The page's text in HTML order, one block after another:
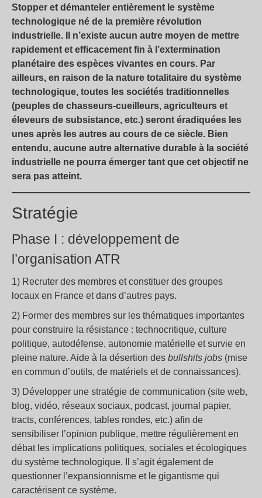
Stopper et démanteler entièrement le système
technologique né de la première révolution
industrielle. Il n’existe aucun autre moyen de mettre
rapidement et efficacement fin à l’extermination
planétaire des espèces vivantes en cours. Par
ailleurs, en raison de la nature totalitaire du système
technologique, toutes les sociétés traditionnelles
(peuples de chasseurs-cueilleurs, agriculteurs et
éleveurs de subsistance, etc.) seront éradiquées les
unes après les autres au cours de ce siècle. Bien
entendu, aucune autre alternative durable à la société
industrielle ne pourra émerger tant que cet objectif ne
sera pas atteint.
Stratégie
Phase I : développement de
l’organisation ATR
1) Recruter des membres et constituer des groupes
locaux en France et dans d’autres pays.
2) Former des membres sur les thématiques importantes
pour construire la résistance : technocritique, culture
politique, autodéfense, autonomie matérielle et survie en
pleine nature. Aide à la désertion des bullshits jobs (mise
en commun d’outils, de matériels et de connaissances).
3) Développer une stratégie de communication (site web,
blog, vidéo, réseaux sociaux, podcast, journal papier,
tracts, conférences, tables rondes, etc.) afin de
sensibiliser l’opinion publique, mettre régulièrement en
débat les implications politiques, sociales et écologiques
du système technologique. Il s’agit également de
questionner l’expansionnisme et le gigantisme qui
caractérisent ce système.